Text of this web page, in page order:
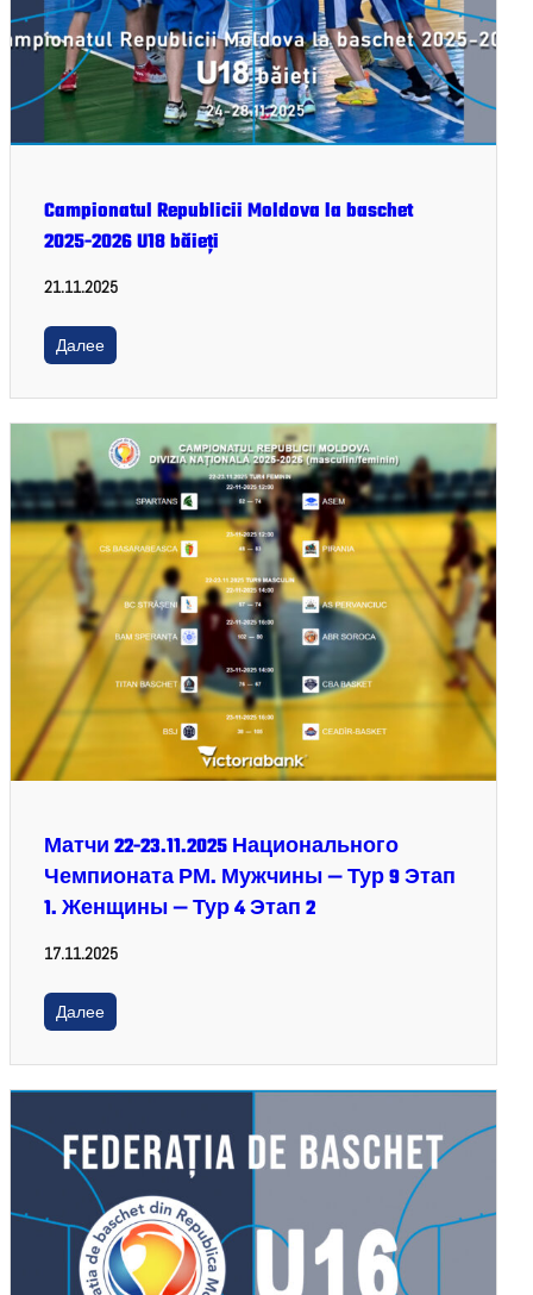
Campionatul Republicii Moldova la baschet
2025-2026 U18 băieți
21.11.2025
Далее
Матчи 22-23.11.2025 Национального
Чемпионата РМ. Мужчины — Тур 9 Этап
1. Женщины — Тур 4 Этап 2
17.11.2025
Далее